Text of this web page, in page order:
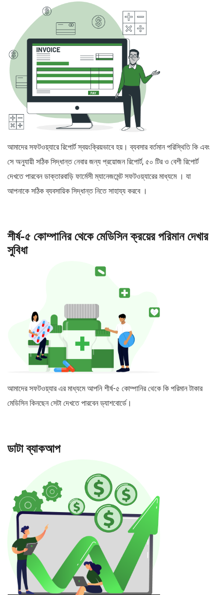
আমাদের সফটওয়্যারে রিপোর্ট স্বয়ংক্রিয়ভাবে হয়। ব্যবসার বর্তমান পরিস্থিতি কি এবং
সে অনুযায়ী সঠিক সিদ্ধান্ত নেবার জন্য প্রয়োজন রিপোর্ট, ৫০ টির ও বেশী রিপোর্ট
দেখতে পারবেন ডাক্তারবাড়ি ফার্মেসী ম্যানেজমেন্ট সফটওয়্যারের মাধ্যমে । যা
আপনাকে সঠিক ব্যবসায়িক সিদ্ধান্ত নিতে সাহায্য করবে ।
শীর্ষ-৫ কোম্পানির থেকে মেডিসিন ক্রয়ের পরিমান দেখার
সুবিধা
আমাদের সফটওয়্যার এর মাধ্যমে আপনি শীর্ষ-৫ কোম্পানির থেকে কি পরিমান টাকার
মেডিসিন কিনছেন সেটা দেখতে পারবেন ড্যাশবোর্ডে।
ডাটা ব্যাকআপ